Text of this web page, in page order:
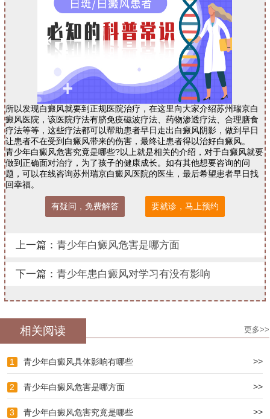
所以发现白癜风就要到正规医院治疗，在这里向大家介绍苏州瑞京白
癜风医院，该医院疗法有脐免疫磁波疗法、药物渗透疗法、合理膳食
疗法等等，这些疗法都可以帮助患者早日走出白癜风阴影，做到早日
让患者不在受到白癜风带来的伤害，最终让患者得以治好白癜风。
青少年白癜风危害究竟是哪些?以上就是相关的介绍，对于白癜风就要
做到正确面对治疗，为了孩子的健康成长。如有其他想要咨询的问
题，可以在线咨询苏州瑞京白癜风医院的医生，最后希望患者早日找
回幸福。
有疑问，免费解答 要就诊，马上预约
上一篇： 青少年白癜风危害是哪方面
下一篇： 青少年患白癜风对学习有没有影响
相关阅读 更多>>
1 青少年白癜风具体影响有哪些 >>
2 青少年白癜风危害是哪方面 >>
3 青少年白癜风危害究竟是哪些 >>